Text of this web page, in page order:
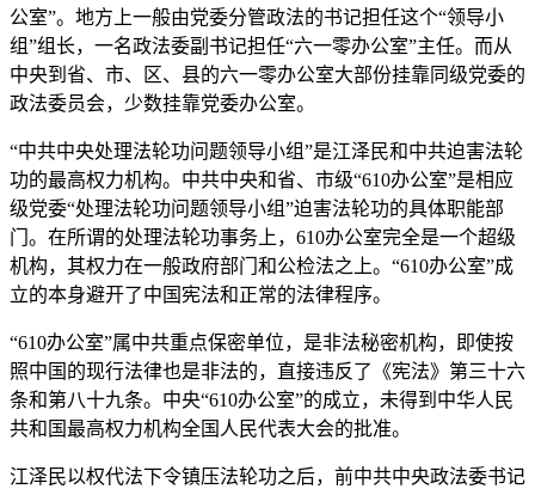
公室”。地方上一般由党委分管政法的书记担任这个“领导小
组”组长，一名政法委副书记担任“六一零办公室”主任。而从
中央到省、市、区、县的六一零办公室大部份挂靠同级党委的
政法委员会，少数挂靠党委办公室。
“中共中央处理法轮功问题领导小组”是江泽民和中共迫害法轮
功的最高权力机构。中共中央和省、市级“610办公室”是相应
级党委“处理法轮功问题领导小组”迫害法轮功的具体职能部
门。在所谓的处理法轮功事务上，610办公室完全是一个超级
机构，其权力在一般政府部门和公检法之上。“610办公室”成
立的本身避开了中国宪法和正常的法律程序。
“610办公室”属中共重点保密单位，是非法秘密机构，即使按
照中国的现行法律也是非法的，直接违反了《宪法》第三十六
条和第八十九条。中央“610办公室”的成立，未得到中华人民
共和国最高权力机构全国人民代表大会的批准。
江泽民以权代法下令镇压法轮功之后，前中共中央政法委书记